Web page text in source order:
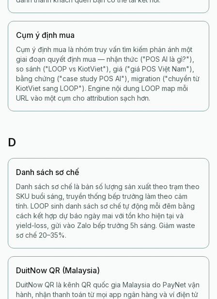
Cụm ý định mua
Cụm ý định mua là nhóm truy vấn tìm kiếm phản ánh một
giai đoạn quyết định mua — nhận thức ("POS AI là gì?"),
so sánh ("LOOP vs KiotViet"), giá ("giá POS Việt Nam"),
bằng chứng ("case study POS AI"), migration ("chuyển từ
KiotViet sang LOOP"). Engine nội dung LOOP map mỗi
URL vào một cụm cho attribution sạch hơn.
D
Danh sách sơ chế
Danh sách sơ chế là bản số lượng sản xuất theo trạm theo
SKU buổi sáng, truyền thống bếp trưởng làm theo cảm
tính. LOOP sinh danh sách sơ chế tự động mỗi đêm bằng
cách kết hợp dự báo ngày mai với tồn kho hiện tại và
yield-loss, gửi vào Zalo bếp trưởng 5h sáng. Giảm waste
sơ chế 20–35%.
DuitNow QR (Malaysia)
DuitNow QR là kênh QR quốc gia Malaysia do PayNet vận
hành, nhận thanh toán từ mọi app ngân hàng và ví điện tử